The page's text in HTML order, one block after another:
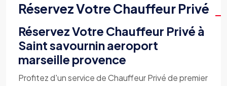
Réservez Votre Chauffeur Privé
Réservez Votre Chauffeur Privé à
Saint savournin aeroport
marseille provence
Profitez d'un service de Chauffeur Privé de premier